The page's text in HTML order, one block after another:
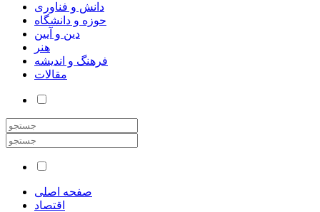
دانش و فناوری
حوزه و دانشگاه
دین و آیین
هنر
فرهنگ و اندیشه
مقالات
صفحه اصلی
اقتصاد